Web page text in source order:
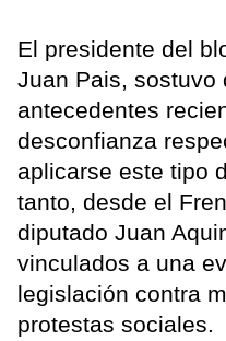
El presidente del
Juan Pais, sostuvo
antecedentes
desconfianza
aplicarse este tipo
tanto, desde el
diputado Juan
vinculados a una
legislación contra
protestas sociales.